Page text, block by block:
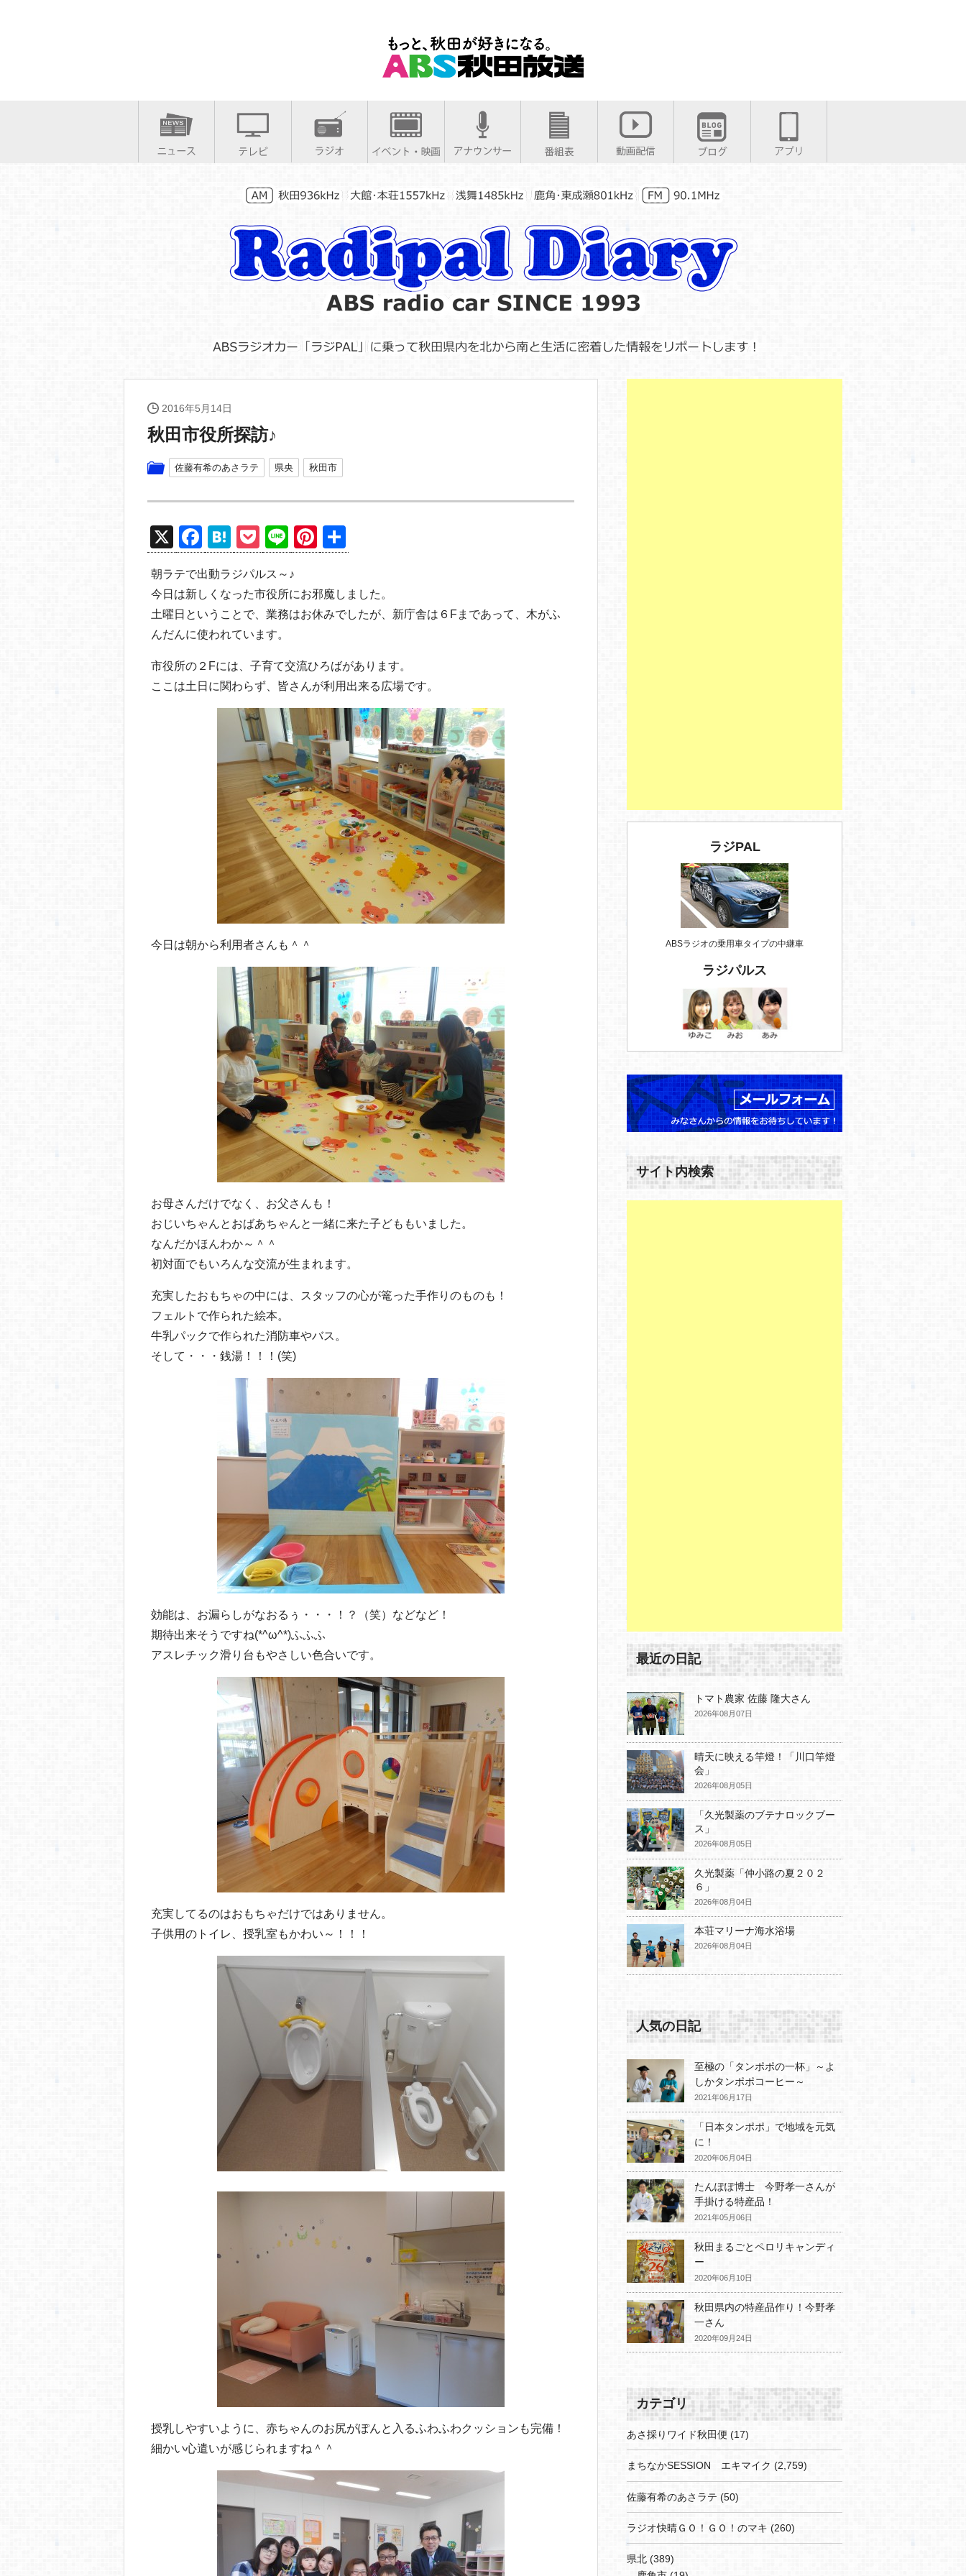
2016年5月14日
秋田市役所探訪♪
佐藤有希のあさラテ 県央 秋田市
X
F
a
c
e
b
o
k
H
at
e
n
a
P
o
ck
et
Li
n
e
Pi
nt
er
e
有
朝ラテで出動ラジパルス～♪
今日は新しくなった市役所にお邪魔しました。
土曜日ということで、業務はお休みでしたが、新庁舎は６Fまであって、木がふ
んだんに使われています。
市役所の２Fには、子育て交流ひろばがあります。
ここは土日に関わらず、皆さんが利用出来る広場です。
今日は朝から利用者さんも＾＾
お母さんだけでなく、お父さんも！
おじいちゃんとおばあちゃんと一緒に来た子どももいました。
なんだかほんわか～＾＾
初対面でもいろんな交流が生まれます。
充実したおもちゃの中には、スタッフの心が篭った手作りのものも！
フェルトで作られた絵本。
牛乳パックで作られた消防車やバス。
そして・・・銭湯！！！(笑)
効能は、お漏らしがなおるぅ・・・！？（笑）などなど！
期待出来そうですね(*^ω^*)ふふふ
アスレチック滑り台もやさしい色合いです。
充実してるのはおもちゃだけではありません。
子供用のトイレ、授乳室もかわい～！！！
授乳しやすいように、赤ちゃんのお尻がぽんと入るふわふわクッションも完備！
細かい心遣いが感じられますね＾＾
ラジPAL
ABSラジオの乗用車タイプの中継車
ラジパルス
サイト内検索
最近の日記
トマト農家 佐藤 隆大さん
2026年08月07日
晴天に映える竿燈！「川口竿燈
会」
2026年08月05日
「久光製薬のブテナロックブー
ス」
2026年08月05日
久光製薬「仲小路の夏２０２
６」
2026年08月04日
本荘マリーナ海水浴場
2026年08月04日
人気の日記
至極の「タンポポの一杯」～よ
しかタンポポコーヒー～
2021年06月17日
「日本タンポポ」で地域を元気
に！
2020年06月04日
たんぽぽ博士 今野孝一さんが
手掛ける特産品！
2021年05月06日
秋田まるごとペロリキャンディ
ー
2020年06月10日
秋田県内の特産品作り！今野孝
一さん
2020年09月24日
カテゴリ
あさ採りワイド秋田便 (17)
まちなかSESSION エキマイク (2,759)
佐藤有希のあさラテ (50)
ラジオ快晴ＧＯ！ＧＯ！のマキ (260)
県北 (389)